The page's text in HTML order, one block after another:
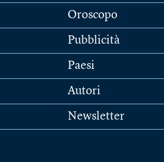
Oroscopo
Pubblicità
Paesi
Autori
Newsletter